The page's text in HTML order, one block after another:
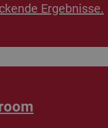
Ergebnisse.